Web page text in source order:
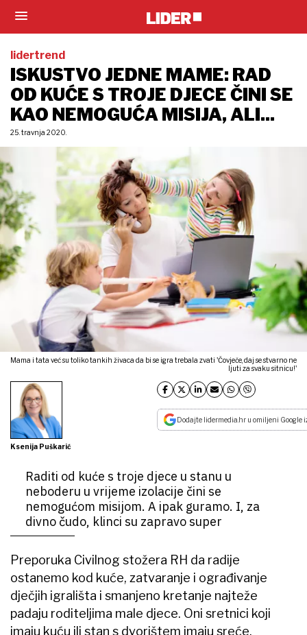
lidertrend
ISKUSTVO JEDNE MAME: RAD
OD KUĆE S TROJE DJECE ČINI SE
KAO NEMOGUĆA MISIJA, ALI...
25. travnja 2020.
Mama i tata već su toliko tankih živaca da bi se igra trebala zvati 'Čovječe, daj se stvarno ne
ljuti za svaku sitnicu!'
Ksenija Puškarić
Dodajte lidermedia.hr u omiljeni Google
Raditi od kuće s troje djece u stanu u
neboderu u vrijeme izolacije čini se
nemogućom misijom. A ipak guramo. I, za
divno čudo, klinci su zapravo super
Preporuka Civilnog stožera RH da radije
ostanemo kod kuće, zatvaranje i ograđivanje
dječjih igrališta i smanjeno kretanje najteže
padaju roditeljima male djece. Oni sretnici koji
imaju kuću ili stan s dvorištem imaju sreće.